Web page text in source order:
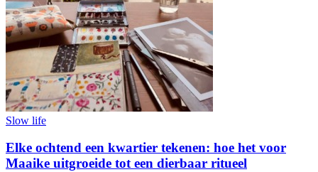
Slow life
Elke ochtend een kwartier tekenen: hoe het voor
Maaike uitgroeide tot een dierbaar ritueel